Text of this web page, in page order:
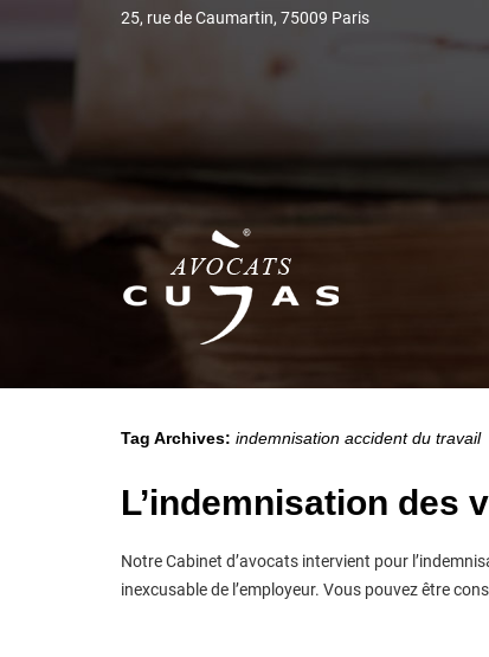
25, rue de Caumartin, 75009 Paris
Tag Archives: indemnisation accident du travail
L’indemnisation des
Notre Cabinet d’avocats intervient pour
inexcusable de l’employeur. Vous pouvez être